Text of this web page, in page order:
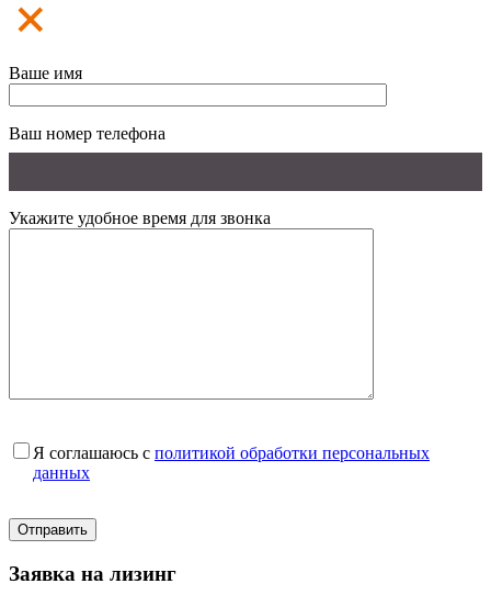
Ваше имя
Ваш номер телефона
Укажите удобное время для звонка
Я соглашаюсь с политикой обработки персональных
данных
Заявка на лизинг